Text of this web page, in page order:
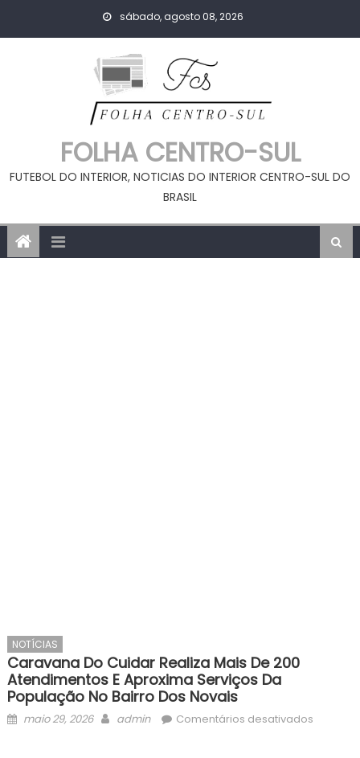
sábado, agosto 08, 2026
FOLHA CENTRO-SUL
FUTEBOL DO INTERIOR, NOTICIAS DO INTERIOR CENTRO-SUL DO
BRASIL
NOTÍCIAS
Caravana Do Cuidar Realiza Mais De 200
Atendimentos E Aproxima Serviços Da
População No Bairro Dos Novais
Posted
maio 29, 2026 Author
admin Comentários desativadosem